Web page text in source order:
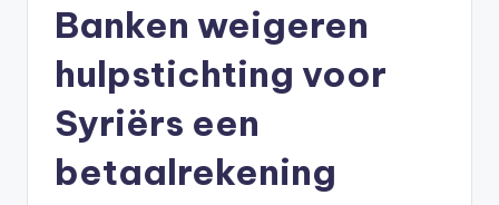
Banken weigeren
hulpstichting voor
Syriërs een
betaalrekening